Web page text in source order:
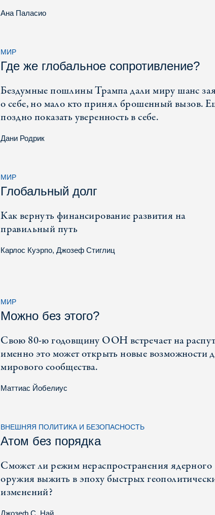
Ана Паласио
МИР
Где же глобальное сопротивление?
Бездумные пошлины Трампа дали миру шанс
о себе, но мало кто принял брошенный вызов.
поздно показать уверенность в себе.
Дани Родрик
МИР
Глобальный долг
Как вернуть финансирование развития на
правильный путь
Карлос Куэрпо,Джозеф Стиглиц
МИР
Можно без этого?
Свою 80-ю годовщину ООН встречает на
именно это может открыть новые возможности
мирового сообщества.
Маттиас Йобелиус
ВНЕШНЯЯ ПОЛИТИКА И БЕЗОПАСНОСТЬ
Атом без порядка
Сможет ли режим нераспространения ядерного
оружия выжить в эпоху быстрых
изменений?
Джозеф С. Най